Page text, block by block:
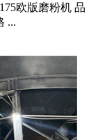
欧版磨粉机 品
...